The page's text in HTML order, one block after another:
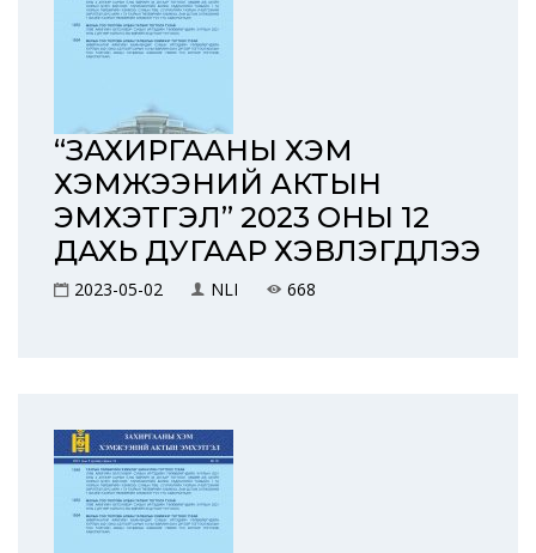
“ЗАХИРГААНЫ ХЭМ
ХЭМЖЭЭНИЙ АКТЫН
ЭМХЭТГЭЛ” 2023 ОНЫ 12
ДАХЬ ДУГААР ХЭВЛЭГДЛЭЭ
2023-05-02 NLI 668